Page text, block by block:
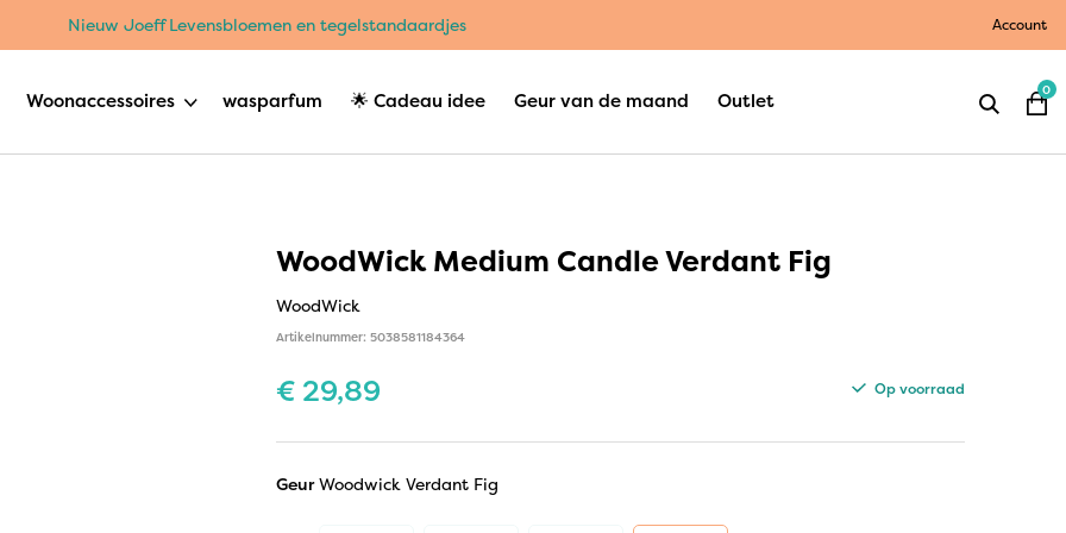
Nieuw Joeff Levensbloemen en tegelstandaardjes Account
Woonaccessoires wasparfum 🌟 Cadeau idee Geur van de maand Outlet 0
WoodWick Medium Candle Verdant Fig
WoodWick
Artikelnummer: 5038581184364
€29,89 Op voorraad
GeurWoodwick Verdant Fig